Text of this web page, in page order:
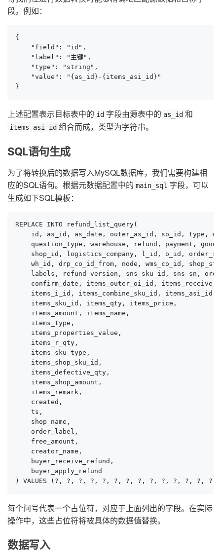
段。例如：
{
    "field": "id",
    "label": "主键",
    "type": "string",
    "value": "{as_id}-{items_asi_id}"
}
上述配置表示目标表中的 id 字段由源表中的 as_id 和
items_asi_id 组合而成，类型为字符串。
SQL语句生成
为了将转换后的数据写入MySQL数据库，我们需要构建相
应的SQL语句。根据元数据配置中的 main_sql 字段，可以
生成如下SQL模板：
REPLACE INTO refund_list_query(
id, as_id, as_date, outer_as_id, so_id, type,
question_type, warehouse, refund, payment,
shop_id, logistics_company, l_id, o_id,
wh_id, drp_co_id_from, node, wms_co_id,
labels, refund_version, sns_sku_id, sns_sn,
confirm_date, items_outer_oi_id,
    items_i_id, items_combine_sku_id, items_asi_id,
    items_sku_id, items_qty, items_price,
    items_amount, items_name,
    items_type,
    items_properties_value,
    items_r_qty,
    items_sku_type,
    items_shop_sku_id,
    items_defective_qty,
    items_shop_amount,
    items_remark,
    created,
    ts,
    shop_name,
    order_label,
    free_amount,
    creator_name,
    buyer_receive_refund,
    buyer_apply_refund
) VALUES (?, ?, ?, ?, ?, ?, ?, ?, ?, ?, ?, ?, ?,
每个问号代表一个占位符，对应于上面列出的字段。在实际
操作中，这些占位符将被具体的数据值替换。
数据写入